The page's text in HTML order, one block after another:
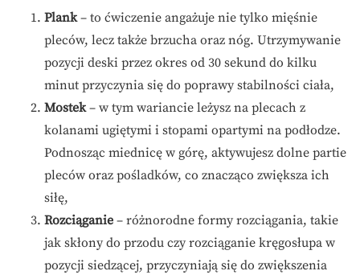
Plank– to ćwiczenie angażuje nie tylko mięśnie
pleców, lecz także brzucha oraz nóg. Utrzymywanie
pozycji deski przez okres od 30 sekund do kilku
minut przyczynia się do poprawy stabilności ciała,
Mostek– w tym wariancie leżysz na plecach z
kolanami ugiętymi i stopami opartymi na podłodze.
Podnosząc miednicę w górę, aktywujesz dolne partie
pleców oraz pośladków, co znacząco zwiększa ich
siłę,
Rozciąganie – różnorodne formy rozciągania, takie
jak skłony do przodu czy rozciąganie kręgosłupa w
pozycji siedzącej, przyczyniają się do zwiększenia